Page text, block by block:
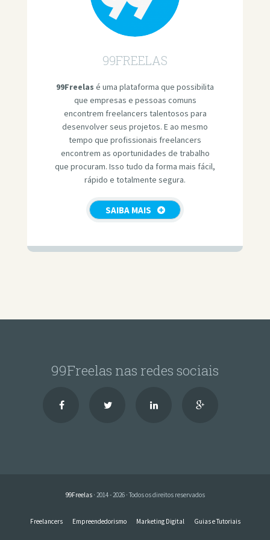
99FREELAS
99Freelas é uma plataforma que possibilita
que empresas e pessoas comuns
encontrem freelancers talentosos para
desenvolver seus projetos. E ao mesmo
tempo que profissionais freelancers
encontrem as oportunidades de trabalho
que procuram. Isso tudo da forma mais fácil,
rápido e totalmente segura.
SAIBA MAIS
99Freelas nas redes sociais
99Freelas· 2014 - 2026 · Todos os direitos reservados
Freelancers Empreendedorismo Marketing Digital Guias e Tutoriais